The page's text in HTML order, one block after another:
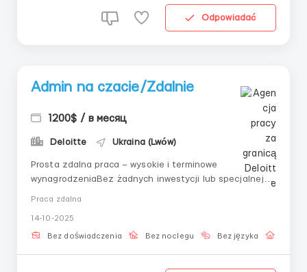
Odpowiadać
Admin na czacie/Zdalnie
1200$ / в месяц
Deloitte Ukraina (Lwów)
Prosta zdalna praca – wysokie i terminowe
wynagrodzeniaBez żadnych inwestycji lub specjalnej
szkoleniowy;Wsparcie online od mentora;Co będziesz
robić:Prowadzić korespondencję z klientami;Utr...
Praca zdalna
14-10-2025
Bez doświadczenia Bez noclegu Bez języka